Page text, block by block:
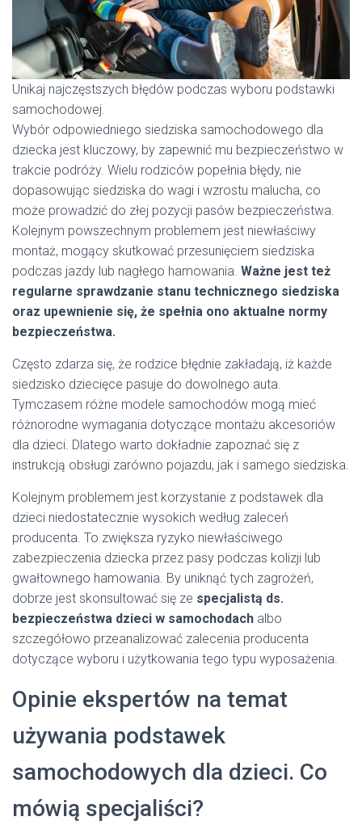
Unikaj najczęstszych błędów podczas wyboru podstawki
samochodowej.
Wybór odpowiedniego siedziska samochodowego dla
dziecka jest kluczowy, by zapewnić mu bezpieczeństwo w
trakcie podróży. Wielu rodziców popełnia błędy, nie
dopasowując siedziska do wagi i wzrostu malucha, co
może prowadzić do złej pozycji pasów bezpieczeństwa.
Kolejnym powszechnym problemem jest niewłaściwy
montaż, mogący skutkować przesunięciem siedziska
podczas jazdy lub nagłego hamowania. Ważne jest też
regularne sprawdzanie stanu technicznego siedziska
oraz upewnienie się, że spełnia ono aktualne normy
bezpieczeństwa.
Często zdarza się, że rodzice błędnie zakładają, iż każde
siedzisko dziecięce pasuje do dowolnego auta.
Tymczasem różne modele samochodów mogą mieć
różnorodne wymagania dotyczące montażu akcesoriów
dla dzieci. Dlatego warto dokładnie zapoznać się z
instrukcją obsługi zarówno pojazdu, jak i samego siedziska.
Kolejnym problemem jest korzystanie z podstawek dla
dzieci niedostatecznie wysokich według zaleceń
producenta. To zwiększa ryzyko niewłaściwego
zabezpieczenia dziecka przez pasy podczas kolizji lub
gwałtownego hamowania. By uniknąć tych zagrożeń,
dobrze jest skonsultować się ze specjalistą ds.
bezpieczeństwa dzieci w samochodach albo
szczegółowo przeanalizować zalecenia producenta
dotyczące wyboru i użytkowania tego typu wyposażenia.
Opinie ekspertów na temat
używania podstawek
samochodowych dla dzieci. Co
mówią specjaliści?